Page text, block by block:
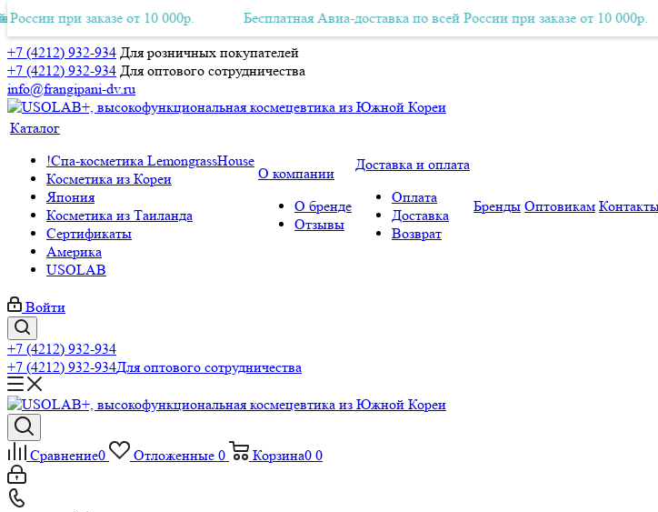
+7 (4212) 932-934 Для розничных покупателей
+7 (4212) 932-934 Для оптового сотрудничества
info@frangipani-dv.ru
Авиа-доставка по всей России при заказе от 10 000р. Бесплатная Авиа-доставка по всей
при заказе от 10 000р. Бесплатная Авиа-доставка по всей России при заказе от 10 000р.
Каталог
!Спа-косметика LemongrassHouse
Косметика из Кореи
Япония
Косметика из Таиланда
Сертификаты
Америка
USOLAB
О компании
О бренде
Отзывы
Доставка и оплата
Оплата
Доставка
Возврат
Бренды Оптовикам
Войти
+7 (4212) 932-934
+7 (4212) 932-934Для оптового сотрудничества
Сравнение0 Отложенные 0 Корзина0 0